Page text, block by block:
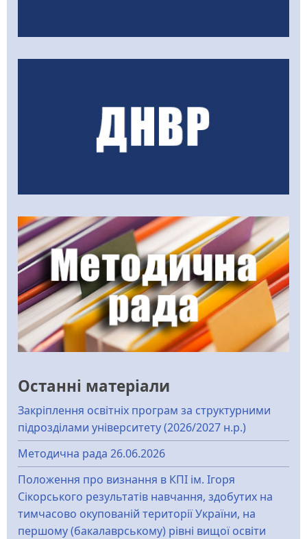
Останні матеріали
Закріплення освітніх програм за структурними
підрозділами університету (2026/2027 н.р.)
Методична рада 26.06.2026
Положення про визнання в КПІ ім. Ігоря
Сікорського результатів навчання, здобутих на
тимчасово окупованій території України, на
першому (бакалаврському) рівні вищої освіти